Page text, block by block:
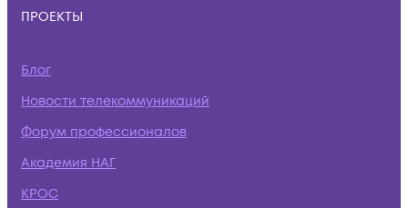
ПРОЕКТЫ
Блог
Новости телекоммуникаций
Форум профессионалов
Академия НАГ
КРОС